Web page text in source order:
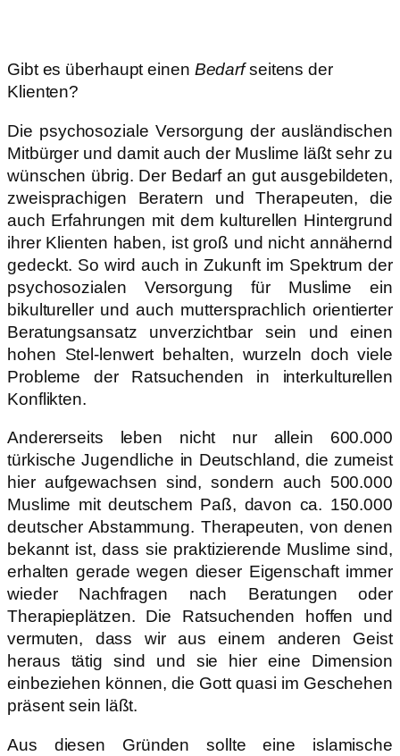
Gibt es überhaupt einen Bedarfseitens der
Klienten?
Die psychosoziale Versorgung der ausländischen
Mitbürger und damit auch der Muslime läßt sehr zu
wünschen übrig. Der Bedarf an gut ausgebildeten,
zweisprachigen Beratern und Therapeuten, die
auch Erfahrungen mit dem kulturellen Hintergrund
ihrer Klienten haben, ist groß und nicht annähernd
gedeckt. So wird auch in Zukunft im Spektrum der
psychosozialen Versorgung für Muslime ein
bikultureller und auch muttersprachlich orientierter
Beratungsansatz unverzichtbar sein und einen
hohen Stel-lenwert behalten, wurzeln doch viele
Probleme der Ratsuchenden in interkulturellen
Konflikten.
Andererseits leben nicht nur allein 600.000
türkische Jugendliche in Deutschland, die zumeist
hier aufgewachsen sind, sondern auch 500.000
Muslime mit deutschem Paß, davon ca. 150.000
deutscher Abstammung. Therapeuten, von denen
bekannt ist, dass sie praktizierende Muslime sind,
erhalten gerade wegen dieser Eigenschaft immer
wieder Nachfragen nach Beratungen oder
Therapieplätzen. Die Ratsuchenden hoffen und
vermuten, dass wir aus einem anderen Geist
heraus tätig sind und sie hier eine Dimension
einbeziehen können, die Gott quasi im Geschehen
präsent sein läßt.
Aus diesen Gründen sollte eine islamische